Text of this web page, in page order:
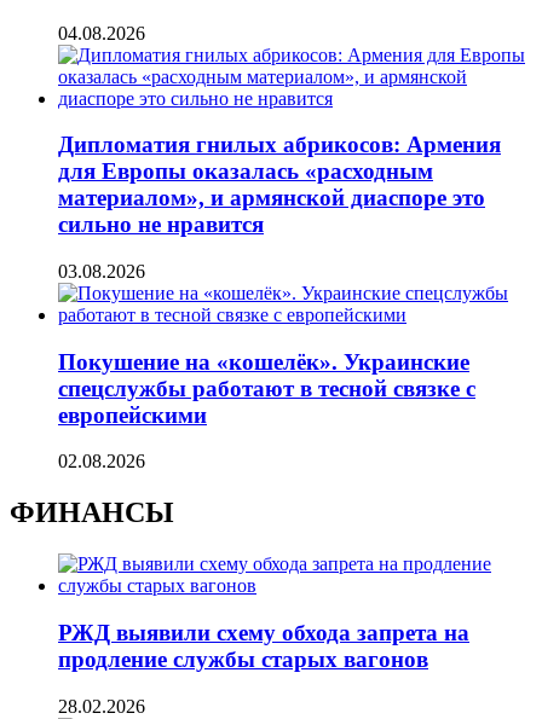
04.08.2026
Дипломатия гнилых абрикосов: Армения
для Европы оказалась «расходным
материалом», и армянской диаспоре это
сильно не нравится
03.08.2026
Покушение на «кошелёк». Украинские
спецслужбы работают в тесной связке с
европейскими
02.08.2026
ФИНАНСЫ
РЖД выявили схему обхода запрета на
продление службы старых вагонов
28.02.2026